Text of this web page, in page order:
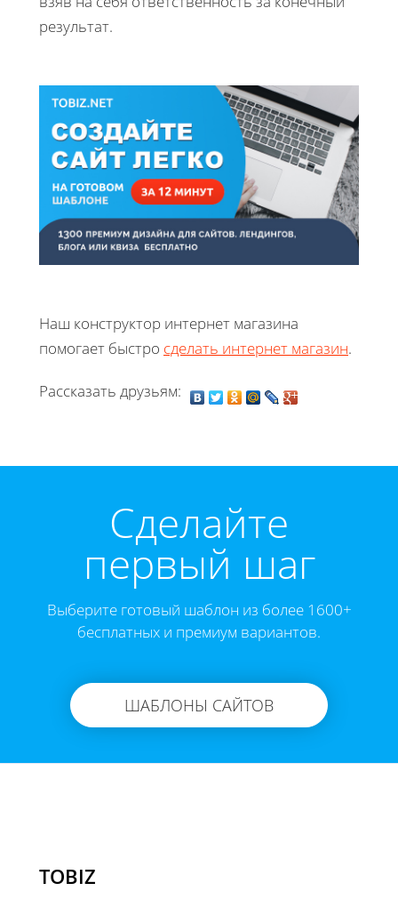
результат.
Наш конструктор интернет магазина
помогает быстро сделать интернет магазин.
Рассказать друзьям:
Cделайте
первый шаг
Выберите готовый шаблон из более 1600+
бесплатных и премиум вариантов.
ШАБЛОНЫ САЙТОВ
TOBIZ